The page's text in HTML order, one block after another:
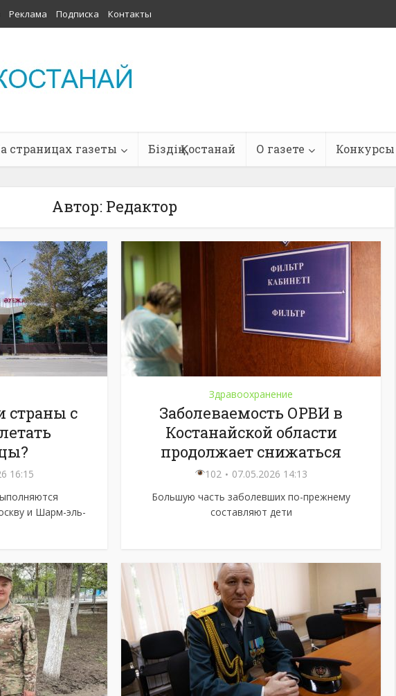
Реклама Подписка Контакты
страницах газеты Біздің Қостанай О газете Конкурсы
Автор: Редактор
страны с
16:15
и Шарм-эль-
Здравоохранение
Заболеваемость ОРВИ в
Костанайской области
продолжает снижаться
102
07.05.2026 14:13
Большую часть заболевших по-прежнему
составляют дети